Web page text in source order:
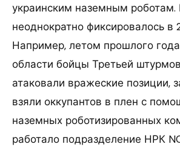
украинским наземным роботам.
неоднократно фиксировалось в
Например, летом прошлого
области бойцы Третьей
атаковали вражеские позиции,
взяли оккупантов в плен с
наземных роботизированных
работало подразделение НРК